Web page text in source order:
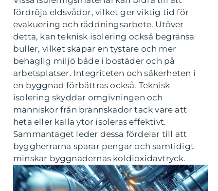
fördröja eldsvådor, vilket ger viktig tid för
evakuering och räddningsarbete. Utöver
detta, kan teknisk isolering också begränsa
buller, vilket skapar en tystare och mer
behaglig miljö både i bostäder och på
arbetsplatser. Integriteten och säkerheten i
en byggnad förbättras också. Teknisk
isolering skyddar omgivningen och
människor från brännskador tack vare att
heta eller kalla ytor isoleras effektivt.
Sammantaget leder dessa fördelar till att
byggherrarna sparar pengar och samtidigt
minskar byggnadernas koldioxidavtryck.